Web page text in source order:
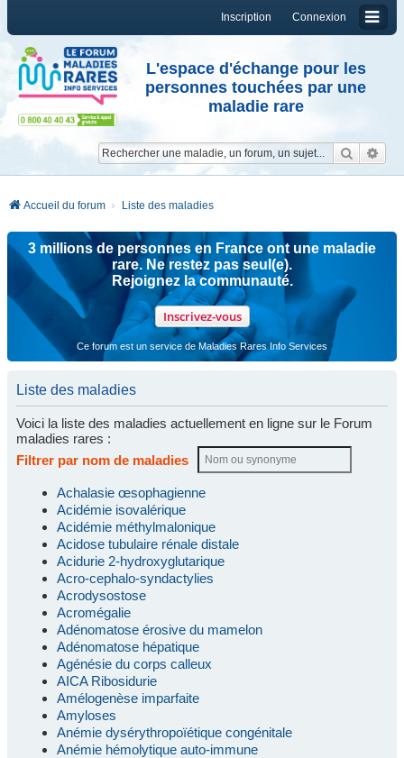
Connexion
Inscription
L'espace d'échange pour les
personnes touchées par une
maladie rare
Accueil du forum Liste des maladies
3 millions de personnes en France ont une maladie
rare. Ne restez pas seul(e).
Rejoignez la communauté.
Inscrivez-vous
Ce forum est un service de Maladies Rares Info Services
Liste des maladies
Voici la liste des maladies actuellement en ligne sur le Forum
maladies rares :
Filtrer par nom de maladies
Achalasie œsophagienne
Acidémie isovalérique
Acidémie méthylmalonique
Acidose tubulaire rénale distale
Acidurie 2-hydroxyglutarique
Acro-cephalo-syndactylies
Acrodysostose
Acromégalie
Adénomatose érosive du mamelon
Adénomatose hépatique
Agénésie du corps calleux
AICA Ribosidurie
Amélogenèse imparfaite
Amyloses
Anémie dysérythropoïétique congénitale
Anémie hémolytique auto-immune